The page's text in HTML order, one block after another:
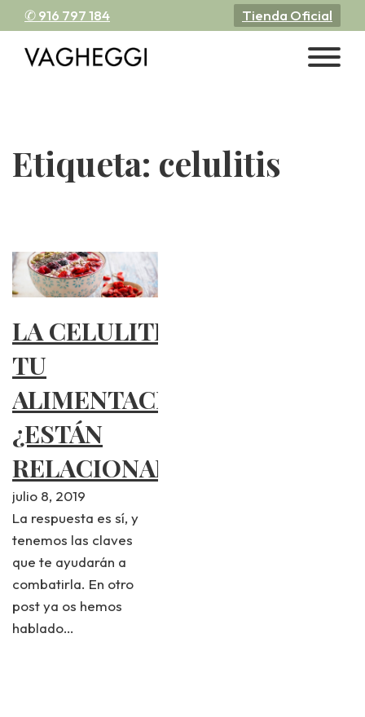
✆ 916 797 184 Tienda Oficial
Etiqueta: celulitis
LA CELULITIS Y
TU
ALIMENTACIÓN,
¿ESTÁN
RELACIONADOS?
julio 8, 2019
La respuesta es sí, y
tenemos las claves
que te ayudarán a
combatirla. En otro
post ya os hemos
hablado…